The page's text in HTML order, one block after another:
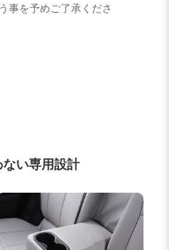
事を予めご了承くださ
い専用設計